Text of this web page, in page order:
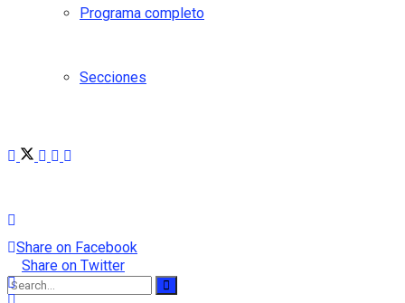
Programa completo
Secciones
Share on Facebook
Share on Twitter